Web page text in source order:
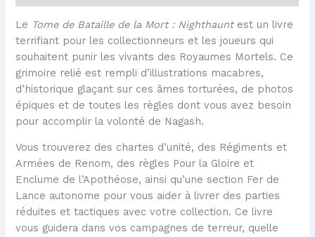
Le Tome de Bataille de la Mort : Nighthauntest un livre
terrifiant pour les collectionneurs et les joueurs qui
souhaitent punir les vivants des Royaumes Mortels. Ce
grimoire relié est rempli d’illustrations macabres,
d’historique glaçant sur ces âmes torturées, de photos
épiques et de toutes les règles dont vous avez besoin
pour accomplir la volonté de Nagash.
Vous trouverez des chartes d’unité, des Régiments et
Armées de Renom, des règles Pour la Gloire et
Enclume de l’Apothéose, ainsi qu’une section Fer de
Lance autonome pour vous aider à livrer des parties
réduites et tactiques avec votre collection. Ce livre
vous guidera dans vos campagnes de terreur, quelle